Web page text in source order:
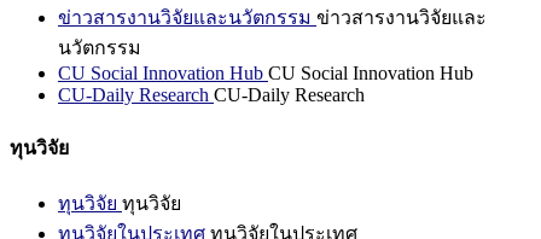
ข่าวสารงานวิจัยและนวัตกรรม ข่าวสารงานวิจัยและ
นวัตกรรม
CU Social Innovation Hub CU Social Innovation Hub
CU-Daily Research CU-Daily Research
ทุนวิจัย
ทุนวิจัย ทุนวิจัย
ทุนวิจัยในประเทศ ทุนวิจัยในประเทศ